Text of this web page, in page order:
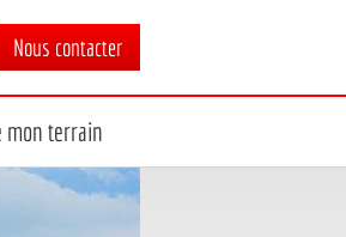
Nous contacter
mon terrain